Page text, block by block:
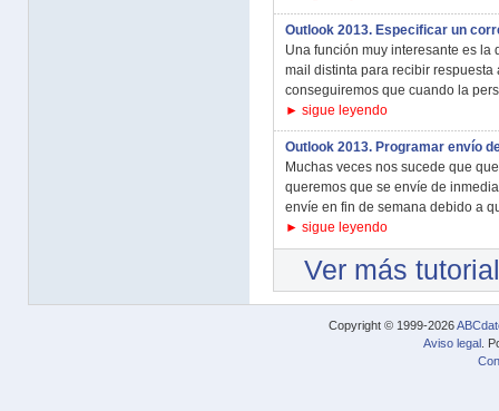
Outlook 2013. Especificar un
Una función muy interesante es
mail distinta para recibir
conseguiremos que cuando la
► sigue leyendo
Outlook 2013. Programar envío
Muchas veces nos sucede que
queremos que se envíe de
envíe en fin de semana debido a
► sigue leyendo
Ver más
Copyright © 1999-2026
Aviso legal .